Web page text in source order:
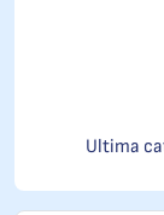
Ultima